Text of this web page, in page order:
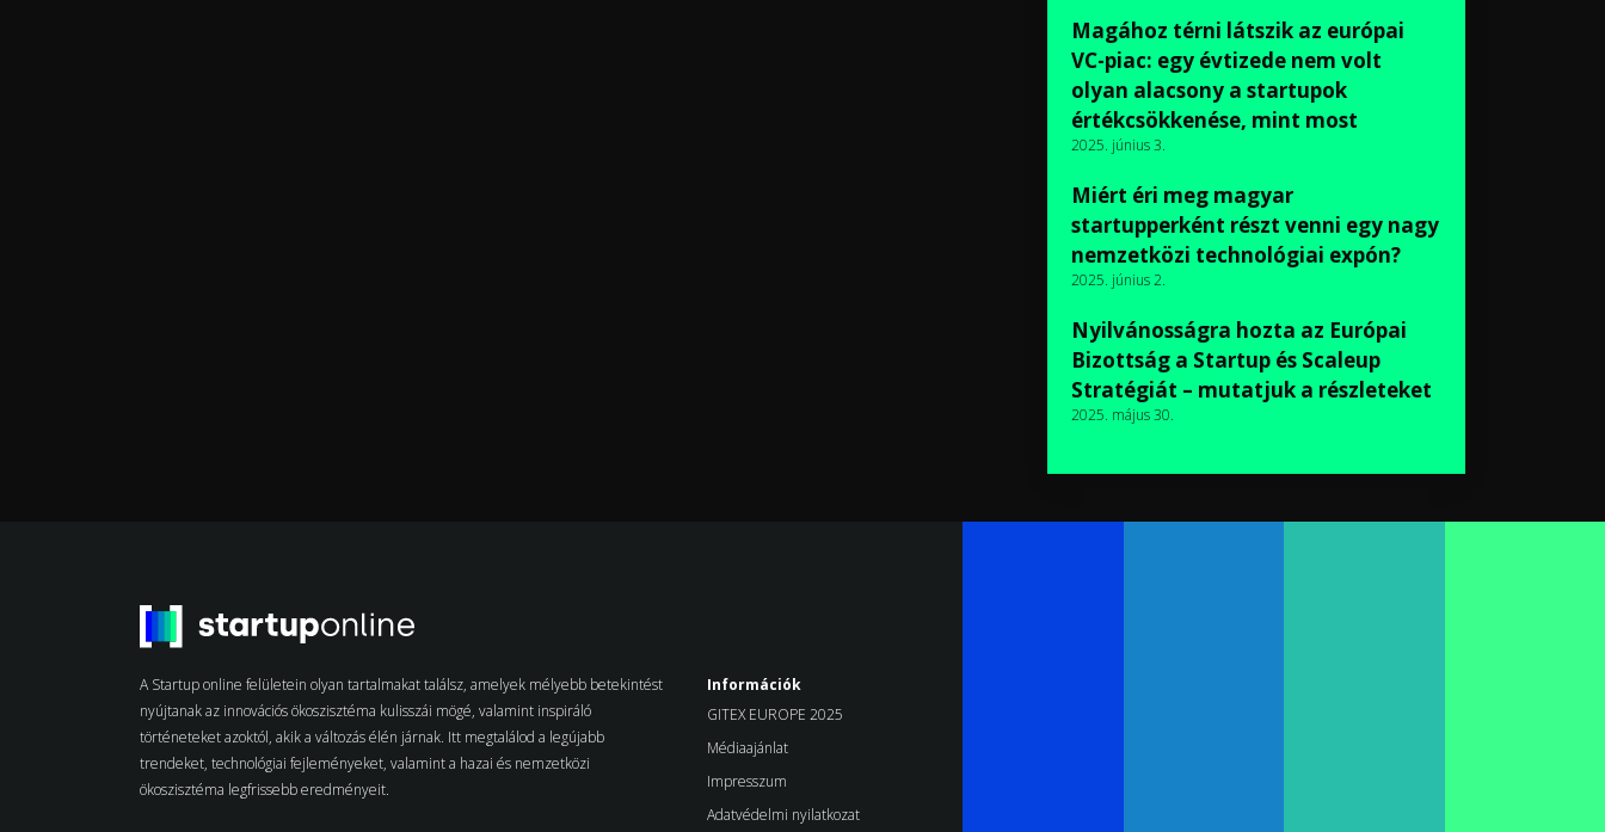
Magához térni látszik az európai
VC-piac: egy évtizede nem volt
olyan alacsony a startupok
értékcsökkenése, mint most
2025. június 3.
Miért éri meg magyar
startupperként részt venni egy nagy
nemzetközi technológiai expón?
2025. június 2.
Nyilvánosságra hozta az Európai
Bizottság a Startup és Scaleup
Stratégiát – mutatjuk a részleteket
2025. május 30.
A Startup online felületein olyan tartalmakat találsz, amelyek mélyebb betekintést
nyújtanak az innovációs ökoszisztéma kulisszái mögé, valamint inspiráló
történeteket azoktól, akik a változás élén járnak. Itt megtalálod a legújabb
trendeket, technológiai fejleményeket, valamint a hazai és nemzetközi
ökoszisztéma legfrissebb eredményeit.
Információk
GITEX EUROPE 2025
Médiaajánlat
Impresszum
Adatvédelmi nyilatkozat